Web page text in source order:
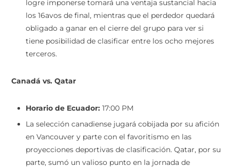
logre imponerse tomará una ventaja sustancial hacia
los 16avos de final, mientras que el perdedor quedará
obligado a ganar en el cierre del grupo para ver si
tiene posibilidad de clasificar entre los ocho mejores
terceros.
Canadá vs. Qatar
Horario de Ecuador: 17:00 PM
La selección canadiense jugará cobijada por su afición
en Vancouver y parte con el favoritismo en las
proyecciones deportivas de clasificación. Qatar, por su
parte, sumó un valioso punto en la jornada de